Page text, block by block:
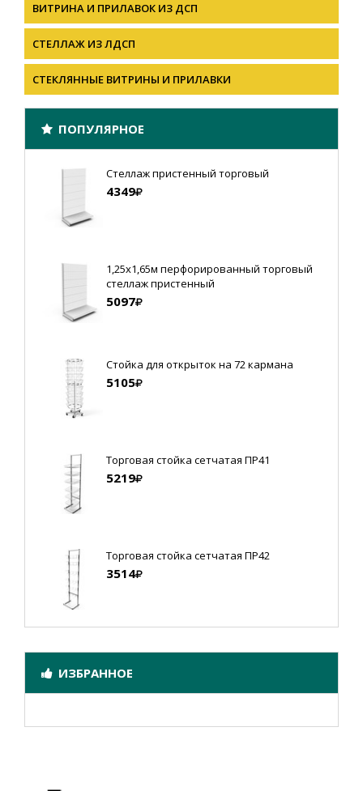
ВИТРИНА И ПРИЛАВОК ИЗ ДСП
СТЕЛЛАЖ ИЗ ЛДСП
СТЕКЛЯННЫЕ ВИТРИНЫ И ПРИЛАВКИ
ПОПУЛЯРНОЕ
Стеллаж пристенный торговый
4349
1,25х1,65м перфорированный торговый
стеллаж пристенный
5097
Стойка для открыток на 72 кармана
5105
Торговая стойка сетчатая ПР41
5219
Торговая стойка сетчатая ПР42
3514
ИЗБРАННОЕ